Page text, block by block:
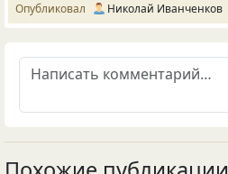
Опубликовал Николай Иванченков